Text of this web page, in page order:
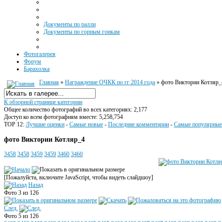
Документы по ралли
Документы по горным гонкам
Фотогалерея
Форум
Барахолка
Главная » Награждение ОЧКК по гг 2014 года » фото Виктории
К обзорной странице категории
Общее количество фотографий во всех категориях: 2,177
Доступ ко всем фотографиям вместе: 5,258,754
TOP 12: Лучшие оценки - Самые новые - Последние комментарии - Самые популярные
фото Виктории Котляр_4
3458 3458 3459 3459 3460 3460
[Пожалуйста, включите JavaScript, чтобы видеть слайдшоу]
Назад
Фото 3 из 126
След.
Фото 5 из 126